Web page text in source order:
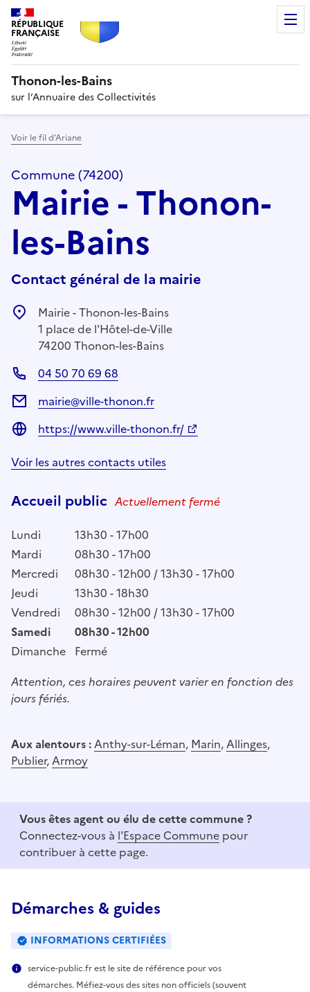
RÉPUBLIQUE
FRANÇAISE
Thonon-les-Bains
sur l’Annuaire des Collectivités
Voir le fil d’Ariane
Commune (74200)
Mairie - Thonon-
les-Bains
Contact général de la mairie
Mairie - Thonon-les-Bains
1 place de l'Hôtel-de-Ville
74200 Thonon-les-Bains
04 50 70 69 68
mairie@ville-thonon.fr
https://www.ville-thonon.fr/
Voir les autres contacts utiles
Accueil public Actuellement fermé
Lundi
13h30 - 17h00
Mardi
08h30 - 17h00
Mercredi
08h30 - 12h00 / 13h30 - 17h00
Jeudi
13h30 - 18h30
Vendredi
08h30 - 12h00 / 13h30 - 17h00
Samedi
08h30 - 12h00
Dimanche Fermé
Attention, ces horaires peuvent varier en fonction des
jours fériés.
Aux alentours :Anthy-sur-Léman, Marin,Allinges,
Publier,Armoy
Vous êtes agent ou élu de cette commune ?
Connectez-vous à l'Espace Commune pour
contribuer à cette page.
Démarches & guides
INFORMATIONS CERTIFIÉES
service-public.fr est le site de référence pour vos
démarches. Méfiez-vous des sites non officiels (souvent